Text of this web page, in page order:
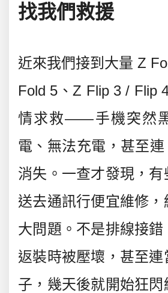
找我們救援
近來我們接到大量 Z
Fold 5、Z Flip 3 / Flip
情求救——手機突然
電、無法充電，甚至
消失。一查才發現，
送去通訊行便宜維修
大問題。不是排線接
返裝時被壓壞，甚至
子，幾天後就開始狂閃